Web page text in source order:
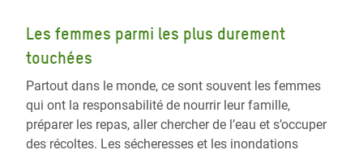
Les femmes parmi les plus durement
touchées
Partout dans le monde, ce sont souvent les femmes
qui ont la responsabilité de nourrir leur famille,
préparer les repas, aller chercher de l’eau et s’occuper
des récoltes. Les sécheresses et les inondations